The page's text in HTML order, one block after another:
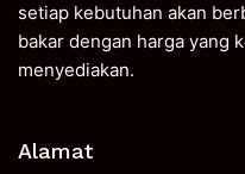
setiap kebutuhan akan
bakar dengan harga yang
menyediakan.
Alamat